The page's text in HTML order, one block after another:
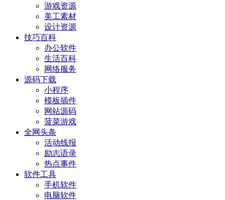
游戏资源
美工素材
设计资源
技巧百科
办公软件
生活百科
网络服务
源码下载
小程序
模板插件
网站源码
菠菜游戏
全网头条
活动线报
励志语录
热点事件
软件工具
手机软件
电脑软件